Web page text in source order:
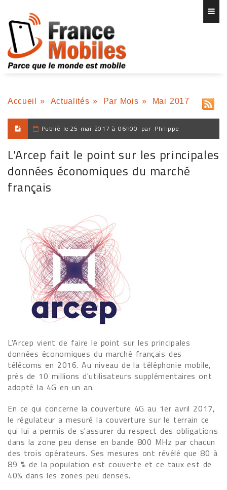
Accueil » Actualités » Par Mois » Mai 2017
Publié le 25 mai 2017 à 06h00 par Philippe
L'Arcep fait le point sur les principales
données économiques du marché
français
L'Arcep vient de faire le point sur les principales
données économiques du marché français des
télécoms en 2016. Au niveau de la téléphonie mobile,
près de 10 millions d'utilisateurs supplémentaires ont
adopté la 4G en un an.
En ce qui concerne la couverture 4G au 1er avril 2017,
le régulateur a mesuré la couverture sur le terrain ce
qui lui a permis de s'assurer du respect des obligations
dans la zone peu dense en bande 800 MHz par chacun
des trois opérateurs. Ses mesures ont révélé que 80 à
89 % de la population est couverte et ce taux est de
40% dans les zones peu denses.